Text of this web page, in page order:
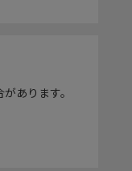
あります。